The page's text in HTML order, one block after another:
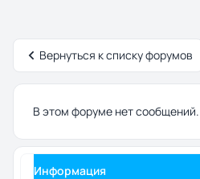
Вернуться к списку форумов
В этом форуме нет сообщений.
Информация